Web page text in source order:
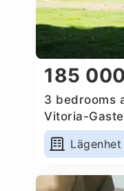
185
3 bedrooms
Vitoria-
Lägenhet